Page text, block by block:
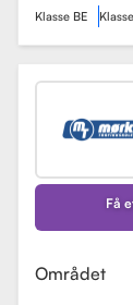
Klasse BE
Få
Området